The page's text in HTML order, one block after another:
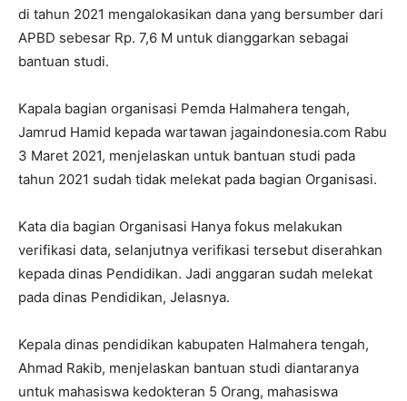
di tahun 2021 mengalokasikan dana yang bersumber dari
APBD sebesar Rp. 7,6 M untuk dianggarkan sebagai
bantuan studi.
Kapala bagian organisasi Pemda Halmahera tengah,
Jamrud Hamid kepada wartawan jagaindonesia.com Rabu
3 Maret 2021, menjelaskan untuk bantuan studi pada
tahun 2021 sudah tidak melekat pada bagian Organisasi.
Kata dia bagian Organisasi Hanya fokus melakukan
verifikasi data, selanjutnya verifikasi tersebut diserahkan
kepada dinas Pendidikan. Jadi anggaran sudah melekat
pada dinas Pendidikan, Jelasnya.
Kepala dinas pendidikan kabupaten Halmahera tengah,
Ahmad Rakib, menjelaskan bantuan studi diantaranya
untuk mahasiswa kedokteran 5 Orang, mahasiswa